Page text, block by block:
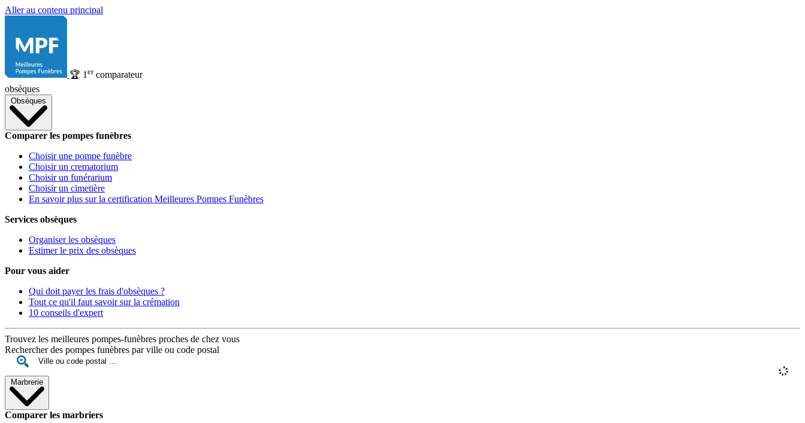
Aller au contenu principal
🏆 1 ercomparateur
obsèques
Obsèques
Comparer les pompes funèbres
Choisir une pompe funèbre
Choisir un crematorium
Choisir un funérarium
Choisir un cimetière
En savoir plus sur la certification Meilleures Pompes Funèbres
Services obsèques
Organiser les obsèques
Estimer le prix des obsèques
Pour vous aider
Qui doit payer les frais d'obsèques ?
Tout ce qu'il faut savoir sur la crémation
10 conseils d'expert
Trouvez les meilleures pompes-funèbres proches de chez vous
Rechercher des pompes funèbres par ville ou code postal
Marbrerie
Comparer les marbriers